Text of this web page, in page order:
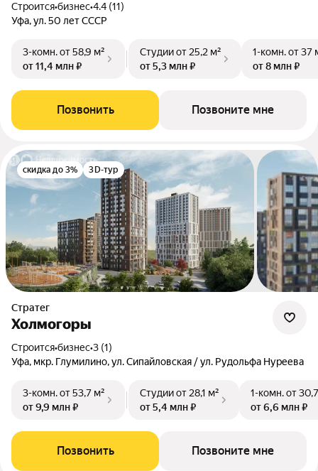
Строится•бизнес•4.4 (11)
Уфа, ул. 50 лет СССР
3-комн.от 58,9 м²
от 11,4 млн ₽
Студииот 25,2 м²
от 5,3 млн ₽
1-комн.от 37
от 8 млн ₽
Позвонить Позвоните мне
скидка до 3% 3D-тур
Стратег
Холмогоры
Строится•бизнес•3 (1)
Уфа, мкр. Глумилино, ул. Сипайловская / ул. Рудольфа Нуреева
3-комн.от 53,7 м²
от 9,9 млн ₽
Студииот 28,1 м²
от 5,4 млн ₽
1-комн.от
от 6,6 млн ₽
Позвонить Позвоните мне